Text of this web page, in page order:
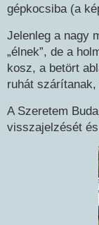
gépkocsiba (a
Jelenleg a nagy
„élnek”, de a
kosz, a betört
ruhát
A Szeretem
visszajelzését